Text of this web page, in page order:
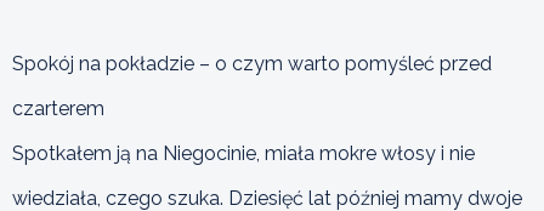
Spokój na pokładzie – o czym warto pomyśleć przed
czarterem
Spotkałem ją na Niegocinie, miała mokre włosy i nie
wiedziała, czego szuka. Dziesięć lat później mamy dwoje